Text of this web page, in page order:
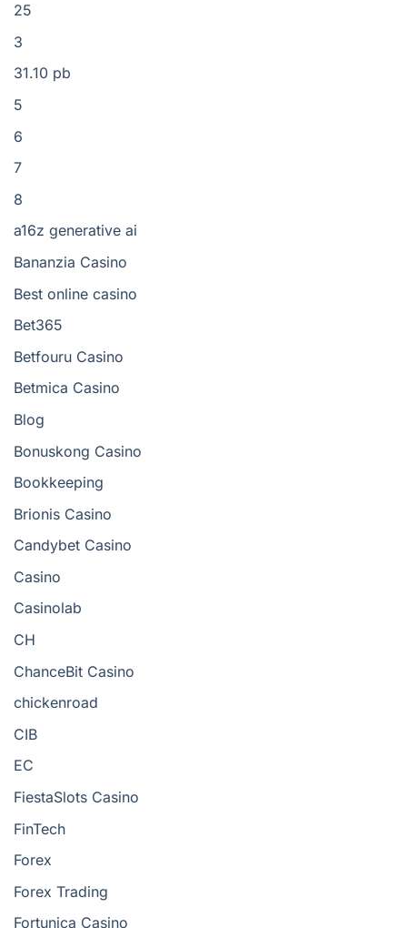
25
3
31.10 pb
5
6
7
8
a16z generative ai
Bananzia Casino
Best online casino
Bet365
Betfouru Casino
Betmica Casino
Blog
Bonuskong Casino
Bookkeeping
Brionis Casino
Candybet Casino
Casino
Casinolab
CH
ChanceBit Casino
chickenroad
CIB
EC
FiestaSlots Casino
FinTech
Forex
Forex Trading
Fortunica Casino